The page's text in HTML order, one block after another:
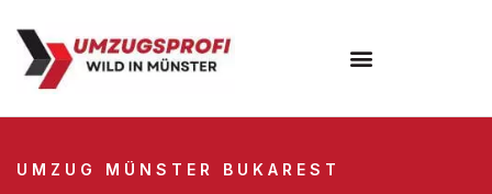
UMZUG MÜNSTER BUKAREST